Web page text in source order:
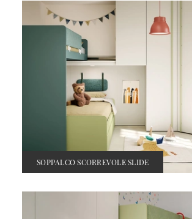
SOPPALCO SCORREVOLE SLIDE